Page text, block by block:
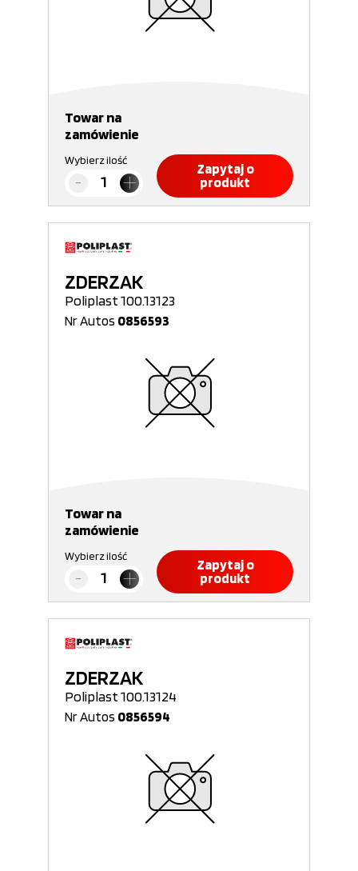
Towar na
zamówienie
Wybierz ilość
Zapytaj o
produkt
ZDERZAK
Poliplast 100.13123
Nr Autos 0856593
Towar na
zamówienie
Wybierz ilość
Zapytaj o
produkt
ZDERZAK
Poliplast 100.13124
Nr Autos 0856594